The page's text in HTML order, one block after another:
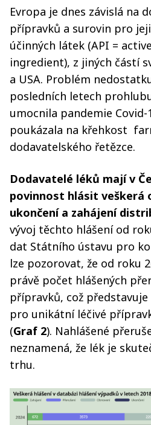
Evropa je dnes závislá na
přípravků a surovin pro
účinných látek (API =
ingredient), z jiných částí
a USA. Problém
posledních letech
umocnila pandemie
poukázala na křehkost
dodavatelského řetězce.
Dodavatelé léků mají v
povinnost hlásit veškerá
ukončení a zahájení
vývoj těchto hlášení od
dat Státního ústavu pro
lze pozorovat, že od roku
právě počet hlášených
přípravků, což
pro unikátní léčivé
(Graf 2). Nahlášené
neznamená, že lék je
trhu.